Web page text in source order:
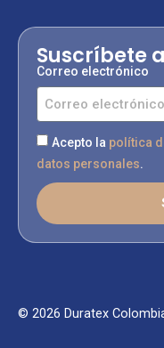
Suscríbete
Correo electrónico
Acepto la política
datos personales.
© 2026 Duratex